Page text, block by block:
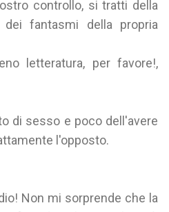
controllo, si tratti della
fantasmi della propria
letteratura, per favore!,
di sesso e poco dell'avere
l'opposto.
Non mi sorprende che la